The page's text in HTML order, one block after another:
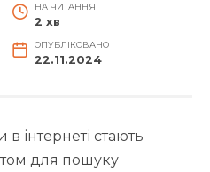
НА ЧИТАННЯ
2 хв
ОПУБЛІКОВАНО
22.11.2024
в інтернеті стають
для пошуку